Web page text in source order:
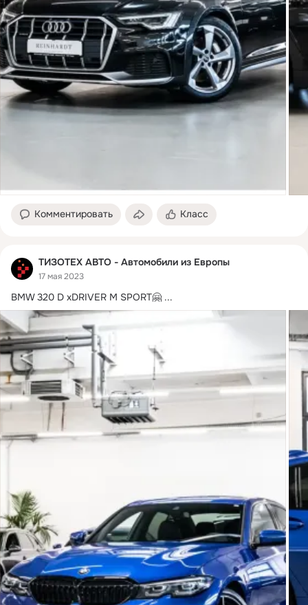
Комментировать Класс
ТИЗОТЕХ АВТО - Автомобили из Европы
17 мая 2023
BMW 320 D xDRIVER M SPORT🤗 ...